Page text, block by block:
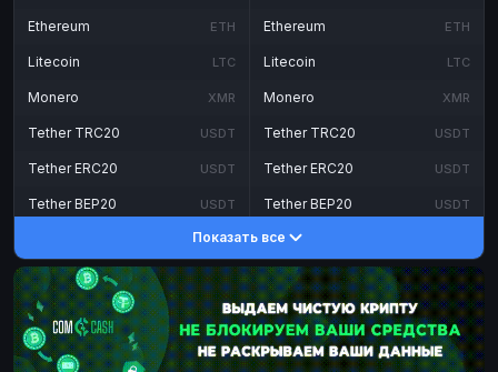
Ethereum ETH
Litecoin LTC
Monero XMR
Tether TRC20 USDT
Tether ERC20 USDT
Tether BEP20 USDT
DASH
Toncoin TON
Dogecoin DOGE
TRX TRON
Ethereum ETH
Litecoin LTC
Monero XMR
Tether TRC20 USDT
Tether ERC20 USDT
Tether BEP20 USDT
DASH
Toncoin TON
Dogecoin DOGE
TRX TRON
Показать все